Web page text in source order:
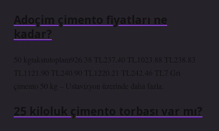
Adoçim çimento fiyatları ne
kadar?
50 kgtakstutoplam926.38 TL237.40 TL1023.88 TL238.83
TL1121.90 TL240.90 TL1220.21 TL242.46 TL7 Gri
çimento 50 kg – Ustavizyon üzerinde daha fazla.
25 kiloluk çimento torbası var mı?